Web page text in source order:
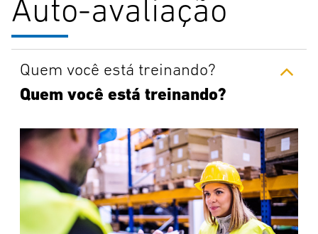
Auto-avaliação
Quem você está treinando?
Quem você está treinando?